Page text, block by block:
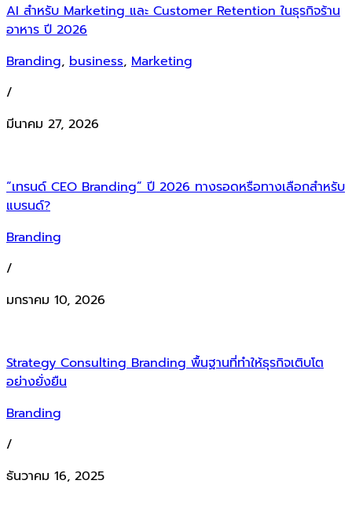
AI สำหรับ Marketing และ Customer Retention ในธุรกิจร้าน
อาหาร ปี 2026
Branding, business, Marketing
/
มีนาคม 27, 2026
“เทรนด์ CEO Branding” ปี 2026 ทางรอดหรือทางเลือกสำหรับ
แบรนด์?
Branding
/
มกราคม 10, 2026
Strategy Consulting Branding พื้นฐานที่ทำให้ธุรกิจเติบโต
อย่างยั่งยืน
Branding
/
ธันวาคม 16, 2025